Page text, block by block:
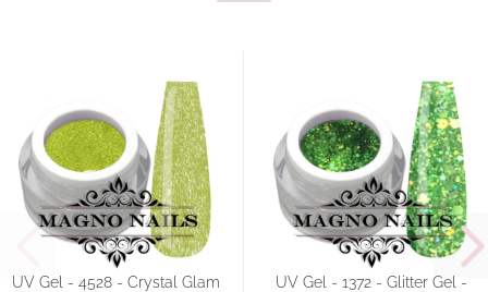
UV Gel - 4528 - Crystal Glam
UV Gel - 1372 - Glitter Gel -